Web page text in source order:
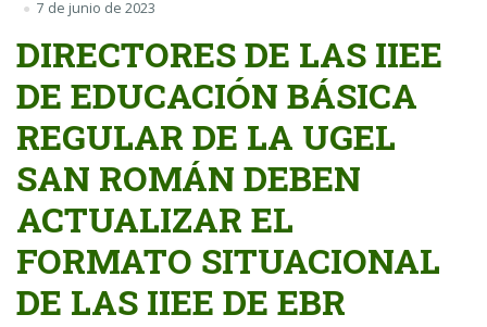
7 de junio de 2023
DIRECTORES DE LAS IIEE
DE EDUCACIÓN BÁSICA
REGULAR DE LA UGEL
SAN ROMÁN DEBEN
ACTUALIZAR EL
FORMATO SITUACIONAL
DE LAS IIEE DE EBR